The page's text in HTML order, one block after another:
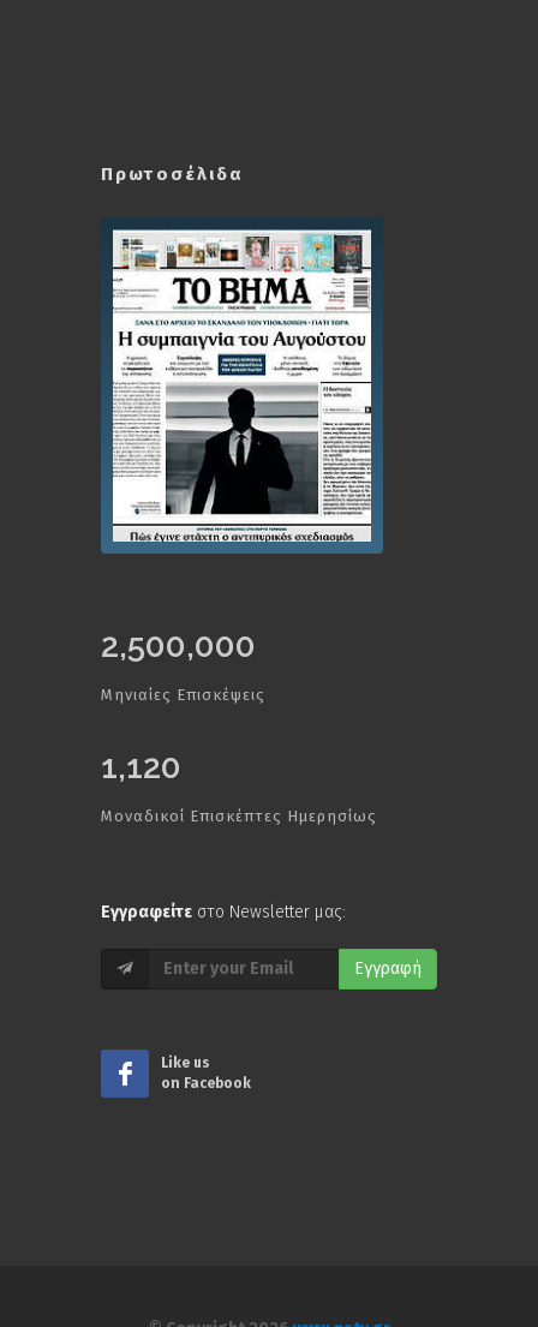
Πρωτοσέλιδα
2,500,000
Μηνιαίες Επισκέψεις
1,120
Μοναδικοί Επισκέπτες Ημερησίως
Εγγραφείτε στο Newsletter μας:
Εγγραφή
Like us
on Facebook